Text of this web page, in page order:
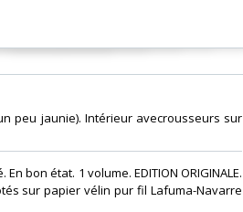
peu jaunie). Intérieur avecrousseurs sur
bon état. 1 volume. EDITION ORIGINALE.
sur papier vélin pur fil Lafuma-Navarre